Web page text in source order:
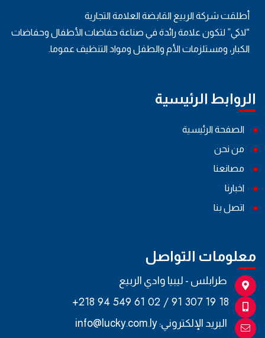
أطلقت شركة الربيع القابضة العلامة التجارية
“لاكي” لتكون علامة رائدة في صناعة حفاضات الأطفال وحفاضات
الكبار، ومستلزمات الأم والطفل ومواد التنظيف عموما.
الروابط الرئيسية
الصفحة الرئيسية
من نحن
مصانعنا
اخبارنا
اتصل بنا
معلومات التواصل
طرابلس - ليبيا وادي الربيع
+218 94 549 61 02 / 91 307 19 18
البريد الإلكتروني: info@lucky.com.ly